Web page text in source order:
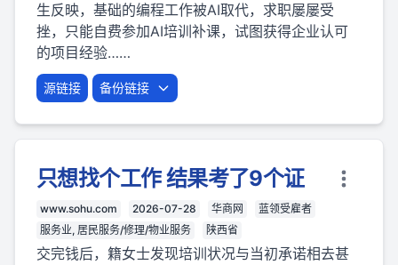
生反映，基础的编程工作被AI取代，求职屡屡受
挫，只能自费参加AI培训补课，试图获得企业认可
的项目经验……
源链接 备份链接
只想找个工作 结果考了9个证
www.sohu.com 2026-07-28 华商网
蓝领受雇者
服务业, 居民服务/修理/物业服务
陕西省
交完钱后，籍女士发现培训状况与当初承诺相去甚